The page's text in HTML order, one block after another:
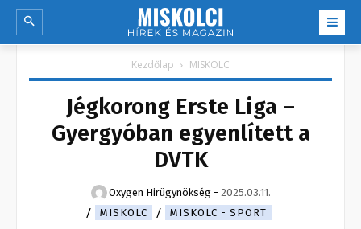
Kezdőlap MISKOLC
Jégkorong Erste Liga –
Gyergyóban egyenlített a
DVTK
Oxygen Hirügynökség - 2025.03.11.
MISKOLC
MISKOLC - SPORT